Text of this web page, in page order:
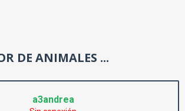
DE ANIMALES ...
a3andrea